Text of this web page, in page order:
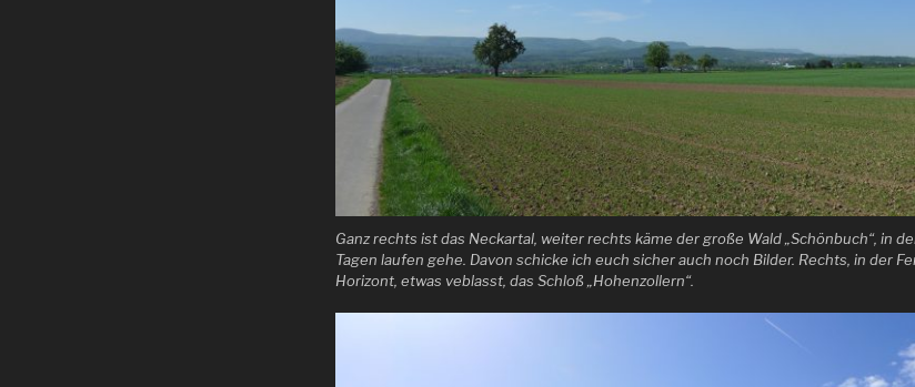
Ganz rechts ist das Neckartal, weiter rechts käme der große Wald „Schönbuch“, in
Tagen laufen gehe. Davon schicke ich euch sicher auch noch Bilder. Rechts, in der
Horizont, etwas veblasst, das Schloß „Hohenzollern“.